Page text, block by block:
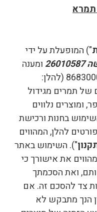
תמרא
") המופעלת על ידי
ומענה
משק 58 מושב צופר ד.נ. ערבה 8683000 (להלן:
של תמרים מגידול
נלווים
בחנות ורכישת
להלן, המהווים
"). השימוש באתר
את אישורך כי
ואת הסכמתך
צד להסכם זה. אם
הנך מתבקש לא